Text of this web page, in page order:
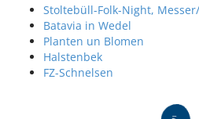
Stoltebüll-Folk-Night,
Batavia in Wedel
Planten un Blomen
Halstenbek
FZ-Schnelsen